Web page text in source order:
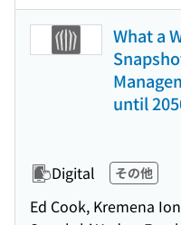
What a
until
Digital その他
Ed Cook, Kremena